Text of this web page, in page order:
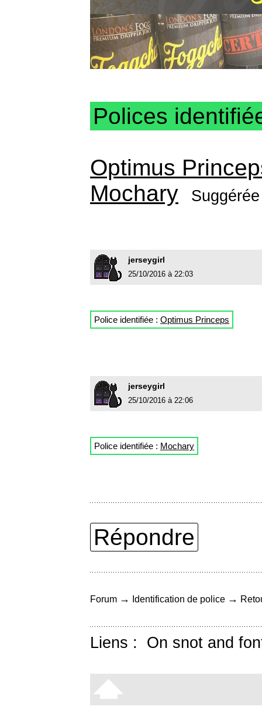
Polices
Optimus
Mochary
jerseygirl
25/10/2016 à 22:03
Police identifiée : Optimus Princeps
jerseygirl
25/10/2016 à 22:06
Police identifiée : Mochary
Répondre
Forum → Identification de police →
Liens : On snot and